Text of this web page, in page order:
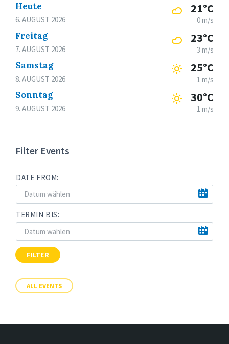
Heute
6. AUGUST 2026
21°C
0 m/s
Freitag
7. AUGUST 2026
23°C
3 m/s
Samstag
8. AUGUST 2026
25°C
1 m/s
Sonntag
9. AUGUST 2026
30°C
1 m/s
Filter Events
DATE FROM:
TERMIN BIS:
FILTER
ALL EVENTS